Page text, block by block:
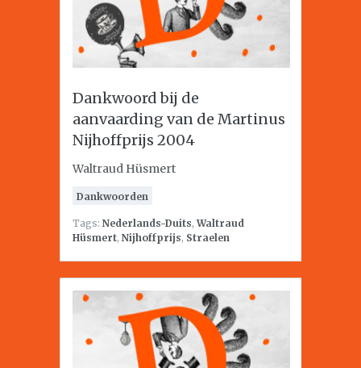
Dankwoord bij de
aanvaarding van de Martinus
Nijhoffprijs 2004
Waltraud Hüsmert
Dankwoorden
Tags: Nederlands-Duits,Waltraud
Hüsmert, Nijhoffprijs, Straelen